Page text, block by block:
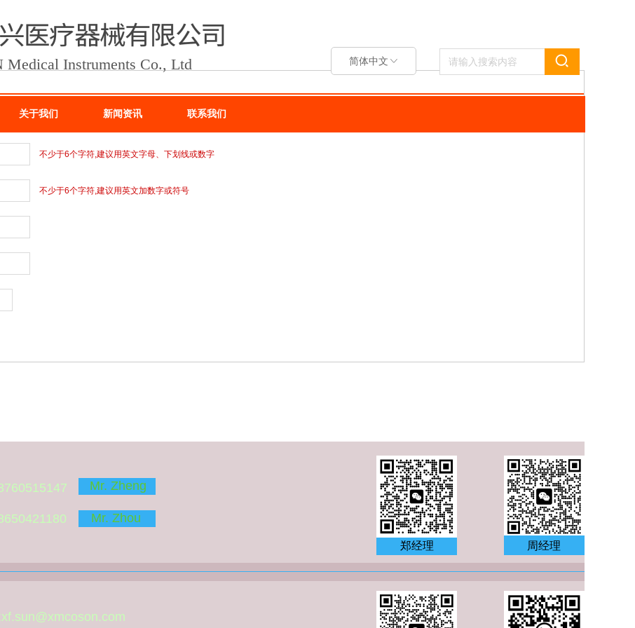
Medical Instruments Co., Ltd 简体中文
关于我们 新闻资讯 联系我们
不少于6个字符,建议用英文字母、下划线或数字
不少于6个字符,建议用英文加数字或符号
周经理
郑经理
Mr. Zheng
Mr. Zhou